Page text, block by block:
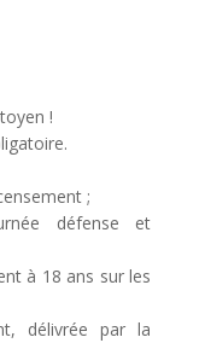
!
;
défense et
à 18 ans sur les
délivrée par la